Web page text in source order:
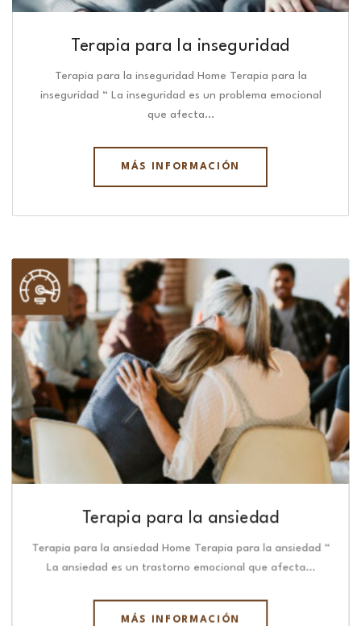
Terapia para la inseguridad
Terapia para la inseguridad Home Terapia para la
inseguridad “ La inseguridad es un problema emocional
que afecta…
MÁS INFORMACIÓN
Terapia para la ansiedad
Terapia para la ansiedad Home Terapia para la ansiedad “
La ansiedad es un trastorno emocional que afecta…
MÁS INFORMACIÓN